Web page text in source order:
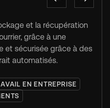
et la récupération
grâce à une
et sécurisée grâce à des
automatisés.
EN ENTREPRISE